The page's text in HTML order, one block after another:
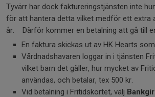
Tyvärr har dock faktureringstjänsten inte
för att hantera detta vilket medför ett extra
år. Därför kommer en betalning att gå till
En faktura skickas ut av HK Hearts
Vårdnadshavaren loggar in i tjänsten
vilket barn det gäller, hur mycket av
användas, och betalar, tex 500 kr.
Vid betalning i Fritidskortet, välj